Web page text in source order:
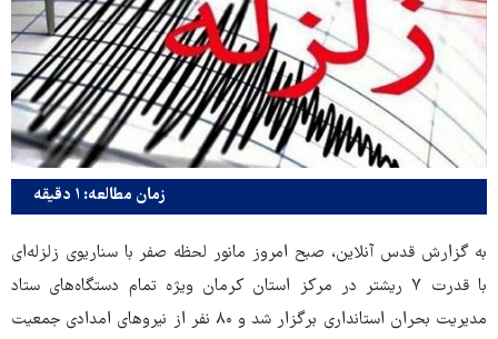
زمان مطالعه: ۱ دقیقه
به گزارش قدس آنلاین، صبح امروز مانور لحظه صفر با سناریوی زلزله‌ای
با قدرت ۷ ریشتر در مرکز استان کرمان ویژه تمام دستگاه‌های ستاد
مدیریت بحران استانداری برگزار شد و ۸۰ نفر از نیروهای امدادی جمعیت